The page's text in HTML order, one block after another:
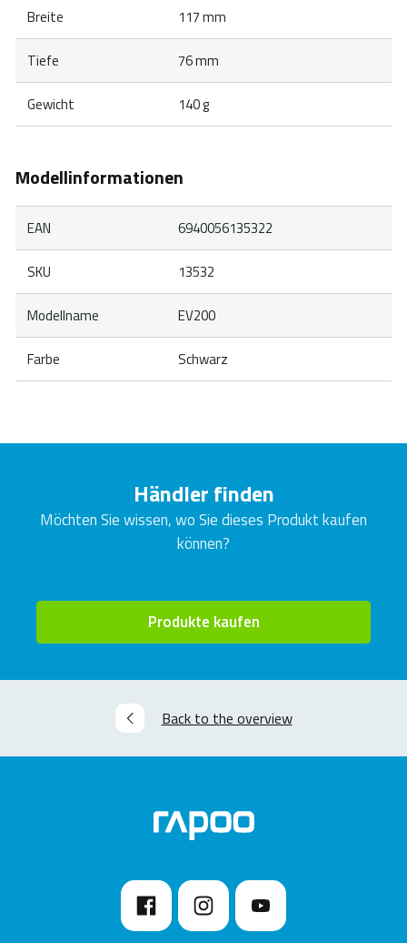
Breite 117 mm
Tiefe 76 mm
Gewicht 140 g
Modellinformationen
EAN 6940056135322
SKU 13532
Modellname EV200
Farbe Schwarz
Händler finden
Möchten Sie wissen, wo Sie dieses Produkt kaufen
können?
Produkte kaufen
Back to the overview